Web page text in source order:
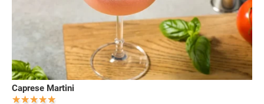
Caprese Martini